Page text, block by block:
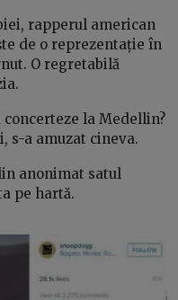
rapperul american
de o reprezentație în
O regretabilă
concerteze la Medellin?
s-a amuzat cineva.
anonimat satul
pe hartă.